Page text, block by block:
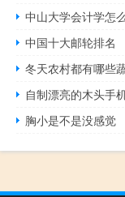
中山大学会计学怎
中国十大邮轮排名
冬天农村都有哪些
自制漂亮的木头手
胸小是不是没感觉